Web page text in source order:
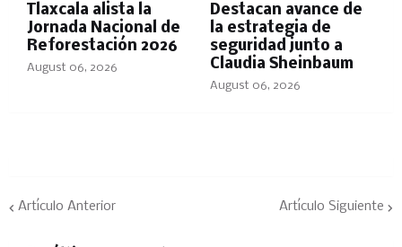
Tlaxcala alista la
Jornada Nacional de
Reforestación 2026
August 06, 2026
Destacan avance de
la estrategia de
seguridad junto a
Claudia Sheinbaum
August 06, 2026
Artículo Anterior Artículo Siguiente